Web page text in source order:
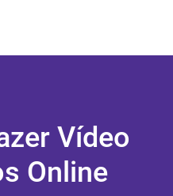
Vídeo
Online